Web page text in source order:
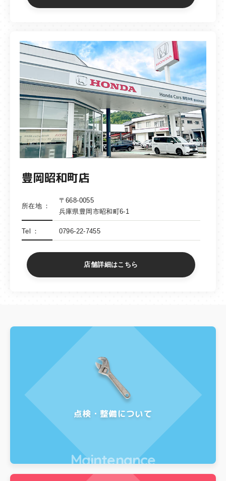
豊岡昭和町店
所在地
〒668-0055
兵庫県豊岡市昭和町6-1
Tel 0796-22-7455
店舗詳細はこちら
点検・整備について
Maintenance